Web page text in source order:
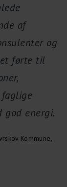
af
og
førte til
god energi.
Kommune,